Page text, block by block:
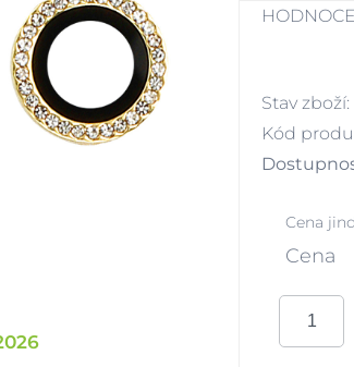
Stav zboží:
Kód
Cena
Cena